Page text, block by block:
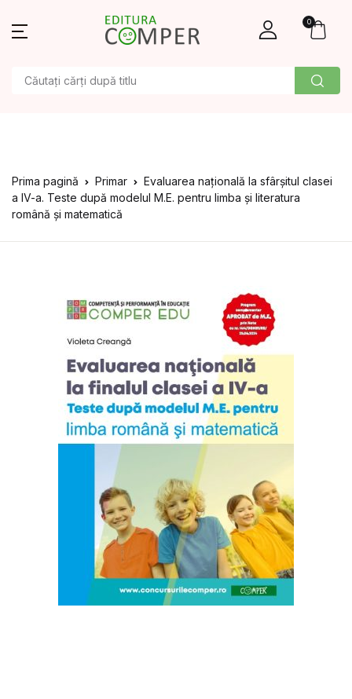
0
Prima pagină Primar
Evaluarea națională la sfârșitul clasei
a IV-a. Teste după modelul M.E. pentru limba și literatura
română și matematică